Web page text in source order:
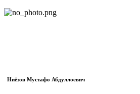
Ниёзов Мустафо Абдуллоевич